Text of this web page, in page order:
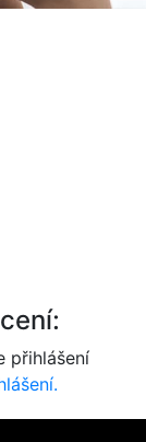
přihlášení